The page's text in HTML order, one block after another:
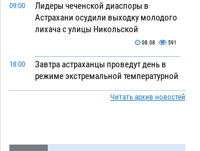
09:00
Лидеры чеченской диаспоры в
Астрахани осудили выходку молодого
лихача с улицы Никольской
08.08 591
18:00
Завтра астраханцы проведут день в
режиме экстремальной температурной
нагрузки
07.08 638
Читать архив новостей